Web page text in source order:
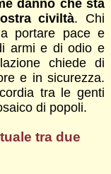
danno che sta
civiltà. Chi
portare pace e
armi e di odio e
chiede di
e in sicurezza.
tra le genti
di popoli.
tra due